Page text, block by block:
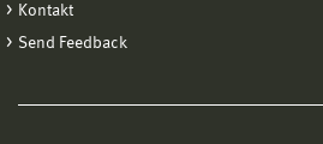
Kontakt
Send Feedback